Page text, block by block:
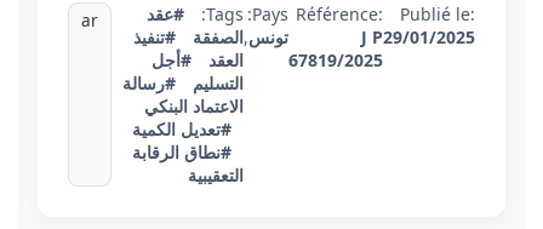
Publié le:
29/01/2025
Référence:
J P
67819/2025
Pays:
تونس,
Tags:
#عقد
الصفقة
#تنفيذ
العقد
#أجل
التسليم
#رسالة
الاعتماد البنكي
#تعديل الكمية
#نطاق الرقابة
التعقيبية
ar